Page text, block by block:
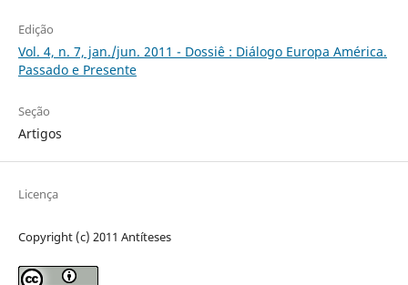
Edição
Vol. 4, n. 7, jan./jun. 2011 - Dossiê : Diálogo Europa América.
Passado e Presente
Seção
Artigos
Licença
Copyright (c) 2011 Antíteses